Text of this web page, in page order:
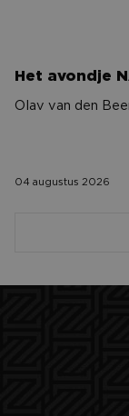
Het avondje
Olav van den
04 augustus 2026